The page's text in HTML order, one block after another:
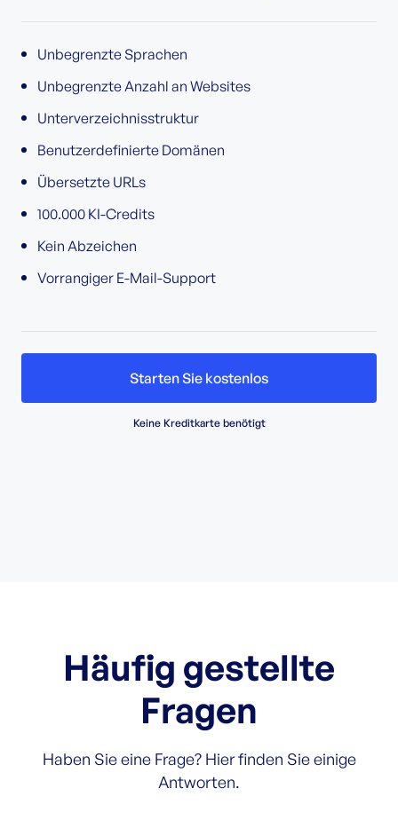
Unbegrenzte Sprachen
Unbegrenzte Anzahl an Websites
Unterverzeichnisstruktur
Benutzerdefinierte Domänen
Übersetzte URLs
100.000 KI-Credits
Kein Abzeichen
Vorrangiger E-Mail-Support
Starten Sie kostenlos
Keine Kreditkarte benötigt
Häufig gestellte
Fragen
Haben Sie eine Frage? Hier finden Sie einige
Antworten.